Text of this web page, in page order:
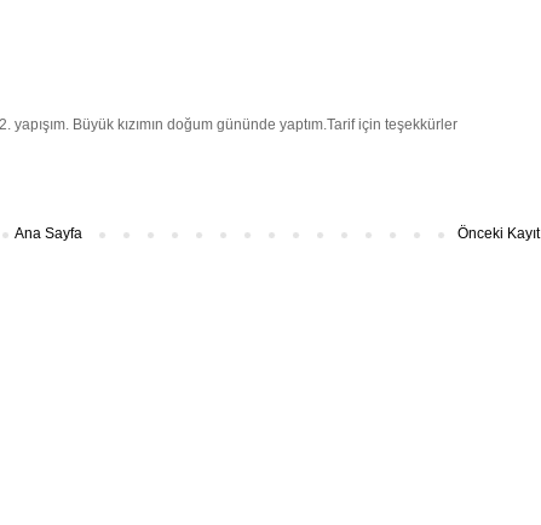
Büyük kızımın doğum gününde yaptım.Tarif için teşekkürler
Önceki Kayıt
Ana Sayfa